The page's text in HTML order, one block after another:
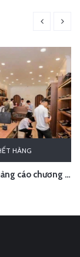
HÀNG
Thu âm quảng cáo chương trình khuyến mại cho Thế giới đồ da